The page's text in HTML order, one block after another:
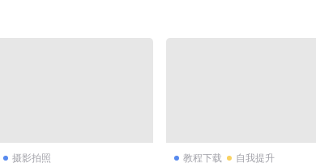
摄影拍照 教程下载 自我提升